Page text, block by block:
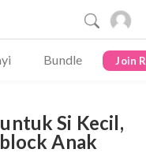
Bundle Join
Si Kecil,
Anak